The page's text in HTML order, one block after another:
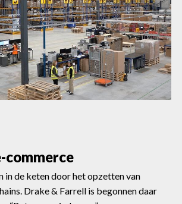
commerce
in de keten door het opzetten van
Drake & Farrell is begonnen daar